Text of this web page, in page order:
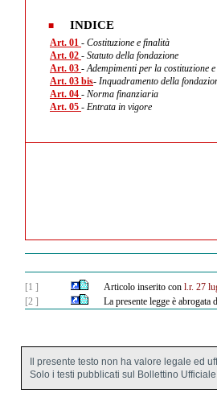
INDICE
Art. 01 - Costituzione e finalità
Art. 02 - Statuto della fondazione
Art. 03 - Adempimenti per la costituzione
Art. 03 bis- Inquadramento della
Art. 04 - Norma finanziaria
Art. 05 - Entrata in vigore
[1 ] Articolo inserito con l.r. 27
[2 ]
La presente legge è abrogata
Il presente testo non ha valore legale ed
Solo i testi pubblicati sul Bollettino